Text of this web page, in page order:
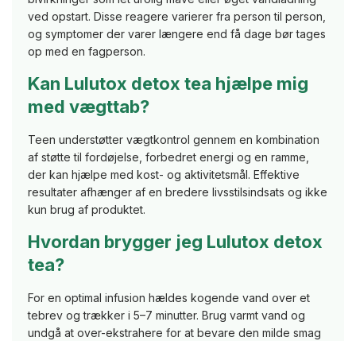
ved opstart. Disse reagere varierer fra person til person,
og symptomer der varer længere end få dage bør tages
op med en fagperson.
Kan Lulutox detox tea hjælpe mig
med vægttab?
Teen understøtter vægtkontrol gennem en kombination
af støtte til fordøjelse, forbedret energi og en ramme,
der kan hjælpe med kost- og aktivitetsmål. Effektive
resultater afhænger af en bredere livsstilsindsats og ikke
kun brug af produktet.
Hvordan brygger jeg Lulutox detox
tea?
For en optimal infusion hældes kogende vand over et
tebrev og trækker i 5–7 minutter. Brug varmt vand og
undgå at over-ekstrahere for at bevare den milde smag